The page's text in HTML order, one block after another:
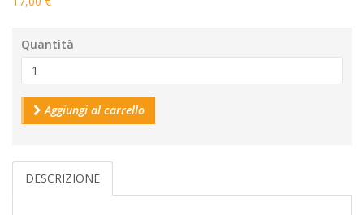
Quantità
Aggiungi al carrello
DESCRIZIONE